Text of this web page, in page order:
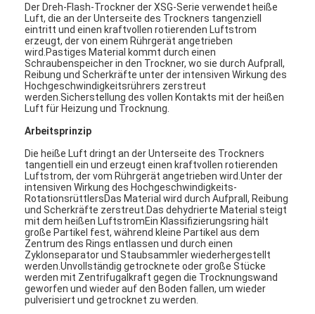
Der Dreh-Flash-Trockner der XSG-Serie verwendet heiße
Luft, die an der Unterseite des Trockners tangenziell
eintritt und einen kraftvollen rotierenden Luftstrom
erzeugt, der von einem Rührgerät angetrieben
wird.Pastiges Material kommt durch einen
Schraubenspeicher in den Trockner, wo sie durch Aufprall,
Reibung und Scherkräfte unter der intensiven Wirkung des
Hochgeschwindigkeitsrührers zerstreut
werden.Sicherstellung des vollen Kontakts mit der heißen
Luft für Heizung und Trocknung.
Arbeitsprinzip
Die heiße Luft dringt an der Unterseite des Trockners
tangentiell ein und erzeugt einen kraftvollen rotierenden
Luftstrom, der vom Rührgerät angetrieben wird.Unter der
intensiven Wirkung des Hochgeschwindigkeits-
RotationsrüttlersDas Material wird durch Aufprall, Reibung
und Scherkräfte zerstreut.Das dehydrierte Material steigt
mit dem heißen LuftstromEin Klassifizierungsring hält
große Partikel fest, während kleine Partikel aus dem
Zentrum des Rings entlassen und durch einen
Zyklonseparator und Staubsammler wiederhergestellt
werden.Unvollständig getrocknete oder große Stücke
werden mit Zentrifugalkraft gegen die Trocknungswand
geworfen und wieder auf den Boden fallen, um wieder
pulverisiert und getrocknet zu werden.